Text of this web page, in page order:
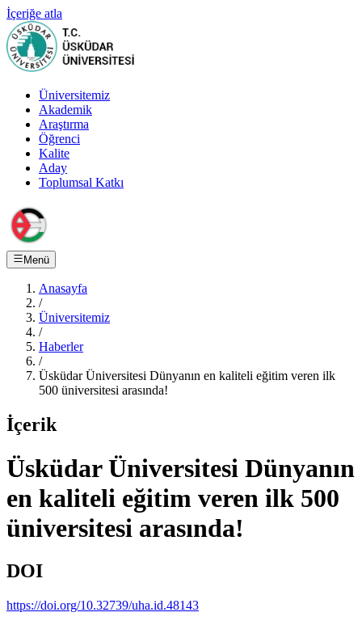
İçeriğe atla
Üniversitemiz
Akademik
Araştırma
Öğrenci
Kalite
Aday
Toplumsal Katkı
Menü
Anasayfa
/
Üniversitemiz
/
Haberler
/
Üsküdar Üniversitesi Dünyanın en kaliteli eğitim veren ilk
500 üniversitesi arasında!
İçerik
Üsküdar Üniversitesi Dünyanın
en kaliteli eğitim veren ilk 500
üniversitesi arasında!
DOI
https://doi.org/10.32739/uha.id.48143